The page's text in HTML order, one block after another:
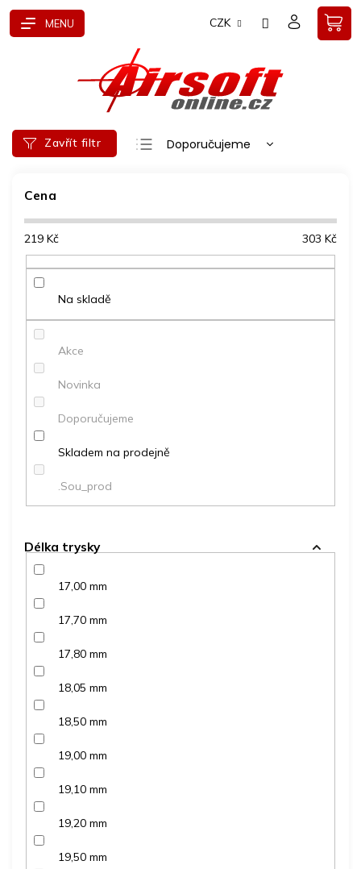
Přejít
CZK
Ř
a
í
r
u
Doporučujeme
Nejprodávanější
Zavřít filtr
Cena
219 Kč 303 Kč
Na skladě
Akce
Novinka
Doporučujeme
Skladem na prodejně
.Sou_prod
Délka trysky
17,00 mm
17,70 mm
17,80 mm
18,05 mm
18,50 mm
19,00 mm
19,10 mm
19,20 mm
19,50 mm